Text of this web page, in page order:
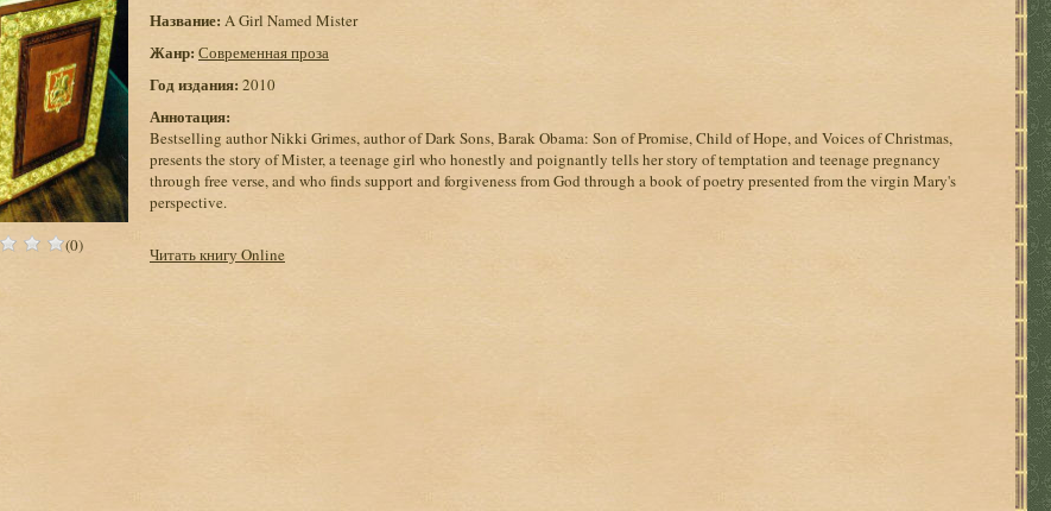
(0)
Название: A Girl Named Mister
Жанр: Современная проза
Год издания: 2010
Аннотация:
Bestselling author Nikki Grimes, author of Dark Sons, Barak Obama: Son of Promise, Child of Hope, and Voices of Christmas,
presents the story of Mister, a teenage girl who honestly and poignantly tells her story of temptation and teenage pregnancy
through free verse, and who finds support and forgiveness from God through a book of poetry presented from the virgin Mary's
perspective.
Читать книгу Online